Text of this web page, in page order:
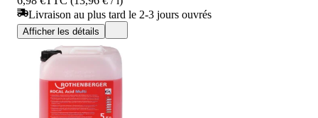
Livraison au plus tard le 2-3 jours ouvrés
Afficher les détails